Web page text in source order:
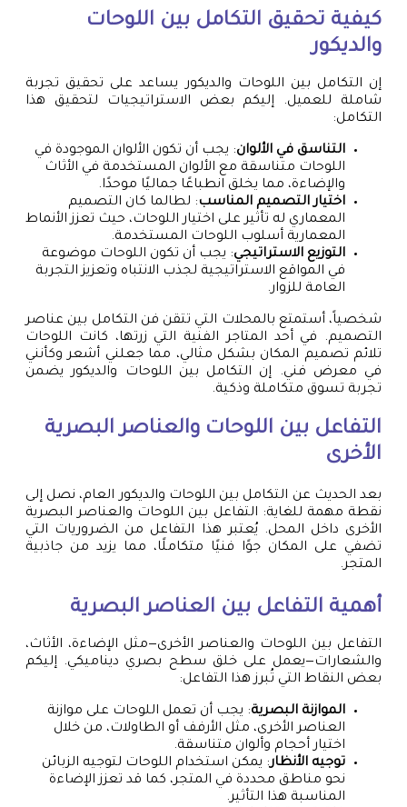
كيفية تحقيق التكامل بين اللوحات
والديكور
إن التكامل بين اللوحات والديكور يساعد على تحقيق تجربة
شاملة للعميل. إليكم بعض الاستراتيجيات لتحقيق هذا
التكامل:
التناسق في الألوان: يجب أن تكون الألوان الموجودة في
اللوحات متناسقة مع الألوان المستخدمة في الأثاث
والإضاءة، مما يخلق انطباعًا جماليًا موحدًا.
اختيار التصميم المناسب: لطالما كان التصميم
المعماري له تأثير على اختيار اللوحات، حيث تعزز الأنماط
المعمارية أسلوب اللوحات المستخدمة.
التوزيع الاستراتيجي: يجب أن تكون اللوحات موضوعة
في المواقع الاستراتيجية لجذب الانتباه وتعزيز التجربة
العامة للزوار.
شخصياً، أستمتع بالمحلات التي تتقن فن التكامل بين عناصر
التصميم. في أحد المتاجر الفنية التي زرتها، كانت اللوحات
تلائم تصميم المكان بشكل مثالي، مما جعلني أشعر وكأنني
في معرض فني. إن التكامل بين اللوحات والديكور يضمن
تجربة تسوق متكاملة وذكية.
التفاعل بين اللوحات والعناصر البصرية
الأخرى
بعد الحديث عن التكامل بين اللوحات والديكور العام، نصل إلى
نقطة مهمة للغاية: التفاعل بين اللوحات والعناصر البصرية
الأخرى داخل المحل. يُعتبر هذا التفاعل من الضروريات التي
تضفي على المكان جوًا فنيًا متكاملًا، مما يزيد من جاذبية
المتجر.
أهمية التفاعل بين العناصر البصرية
التفاعل بين اللوحات والعناصر الأخرى—مثل الإضاءة، الأثاث،
والشعارات—يعمل على خلق سطح بصري ديناميكي. إليكم
بعض النقاط التي تُبرز هذا التفاعل:
الموازنة البصرية: يجب أن تعمل اللوحات على موازنة
العناصر الأخرى، مثل الأرفف أو الطاولات، من خلال
اختيار أحجام وألوان متناسقة.
توجيه الأنظار: يمكن استخدام اللوحات لتوجيه الزبائن
نحو مناطق محددة في المتجر، كما قد تعزز الإضاءة
المناسبة هذا التأثير.